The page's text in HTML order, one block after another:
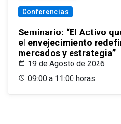
Conferencias
Seminario: “El Activo
el envejecimiento
mercados y estrategia”
19 de Agosto de 2026
09:00 a 11:00 horas